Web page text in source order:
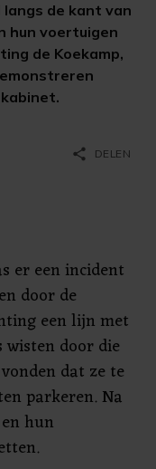
de kant van
hun voertuigen
de Koekamp,
share DELEN
er een incident
door de
een lijn met
door die
dat ze te
parkeren. Na
hun